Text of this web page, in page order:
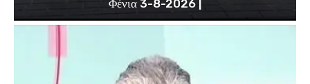
Φένια 3-8-2026 |